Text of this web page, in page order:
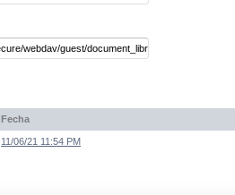
Fecha
11/06/21 11:54 PM